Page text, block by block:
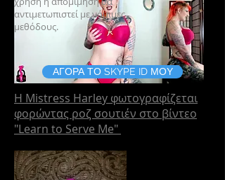
Η Mistress Harley φωτογραφίζεται
φορώντας ροζ σουτιέν στο βίντεο
"Learn to Serve Me"
αντιμετωπιστεί με νόμιμες
μεθόδους.
ΑΓΟΡΑ ΤΟ SKYPE ID ΜΟΥ